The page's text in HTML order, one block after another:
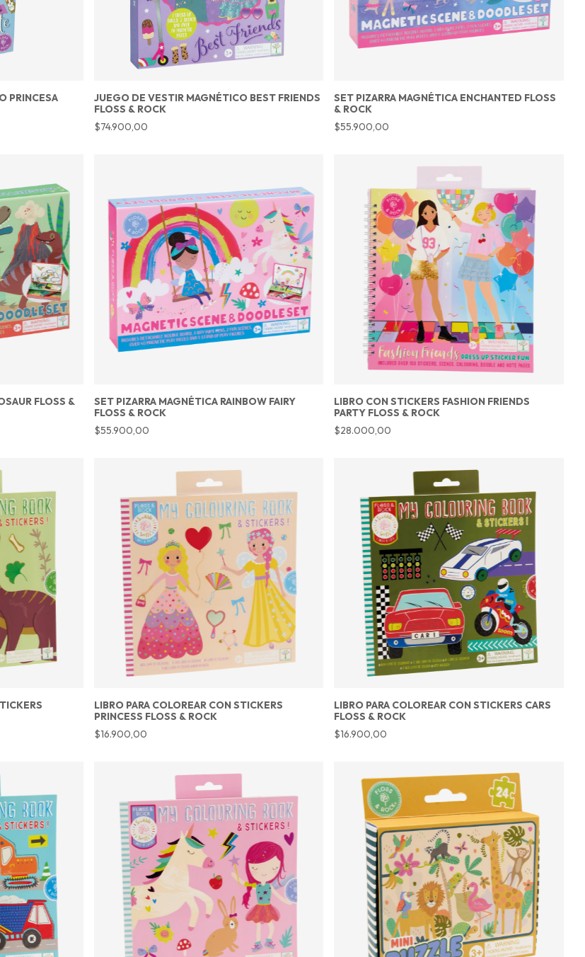
PRINCESA
JUEGO DE VESTIR MAGNÉTICO BEST FRIENDS
FLOSS & ROCK
$74.900,00
SET PIZARRA MAGNÉTICA ENCHANTED FLOSS
& ROCK
$55.900,00
FLOSS &
SET PIZARRA MAGNÉTICA RAINBOW FAIRY
FLOSS & ROCK
$55.900,00
LIBRO CON STICKERS FASHION FRIENDS
PARTY FLOSS & ROCK
$28.000,00
LIBRO PARA COLOREAR CON STICKERS
PRINCESS FLOSS & ROCK
$16.900,00
LIBRO PARA COLOREAR CON STICKERS CARS
FLOSS & ROCK
$16.900,00